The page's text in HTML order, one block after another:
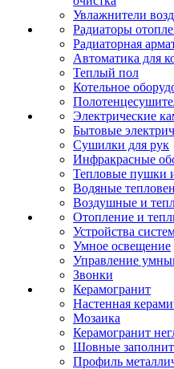
Увлажнители
Радиаторы
Радиаторная
Автоматика для
Теплый пол
Котельное
Электрические
Бытовые
Сушилки для рук
Инфракрасные
Тепловые пушки
Водяные
Воздушные и
Отопление и
Устройства
Умное освещение
Управление
Звонки
Керамогранит
Настенная
Мозаика
Керамогранит
Шовные
Профиль